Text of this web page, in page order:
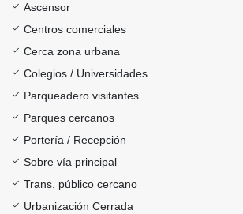
Ascensor
Centros comerciales
Cerca zona urbana
Colegios / Universidades
Parqueadero visitantes
Parques cercanos
Portería / Recepción
Sobre vía principal
Trans. público cercano
Urbanización Cerrada